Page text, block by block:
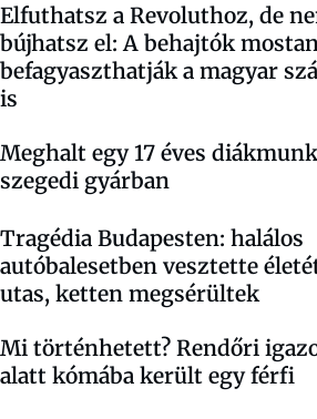
Elfuthatsz a Revoluthoz, de
bújhatsz el: A behajtók
befagyaszthatják a magyar
is
Meghalt egy 17 éves
szegedi gyárban
Tragédia Budapesten: halálos
autóbalesetben vesztette
utas, ketten megsérültek
Mi történhetett? Rendőri
alatt kómába került egy férfi